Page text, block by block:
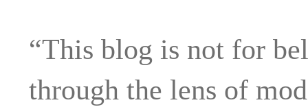
“This blog is not for
through the lens of